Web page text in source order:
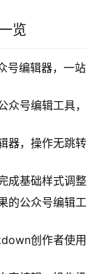
览
号编辑器，一站
号编辑工具，
器，操作无跳转
成基础样式调整
的公众号编辑工
创作者使用